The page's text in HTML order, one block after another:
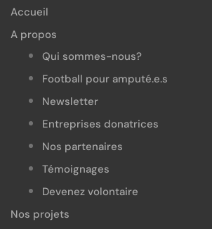
Accueil
A propos
Qui sommes-nous?
Football pour amputé.e.s
Newsletter
Entreprises donatrices
Nos partenaires
Témoignages
Devenez volontaire
Nos projets